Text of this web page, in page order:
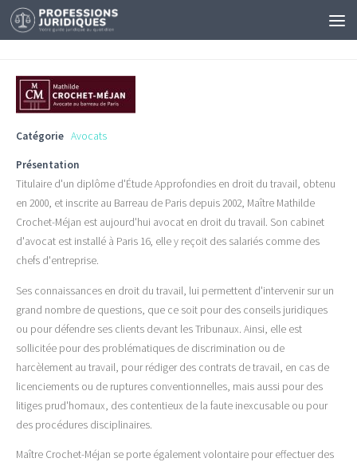
Catégorie Avocats
Présentation
Titulaire d'un diplôme d'Étude Approfondies en droit du travail, obtenu
en 2000, et inscrite au Barreau de Paris depuis 2002, Maître Mathilde
Crochet-Méjan est aujourd'hui avocat en droit du travail. Son cabinet
d'avocat est installé à Paris 16, elle y reçoit des salariés comme des
chefs d'entreprise.
Ses connaissances en droit du travail, lui permettent d'intervenir sur un
grand nombre de questions, que ce soit pour des conseils juridiques
ou pour défendre ses clients devant les Tribunaux. Ainsi, elle est
sollicitée pour des problématiques de discrimination ou de
harcèlement au travail, pour rédiger des contrats de travail, en cas de
licenciements ou de ruptures conventionnelles, mais aussi pour des
litiges prud'homaux, des contentieux de la faute inexcusable ou pour
des procédures disciplinaires.
Maître Crochet-Méjan se porte également volontaire pour effectuer des